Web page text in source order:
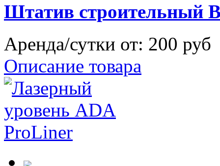
Штатив строительный
Аренда/сутки от: 200 руб
Описание товара